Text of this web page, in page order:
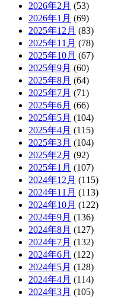
2026年2月 (53)
2026年1月 (69)
2025年12月 (83)
2025年11月 (78)
2025年10月 (67)
2025年9月 (60)
2025年8月 (64)
2025年7月 (71)
2025年6月 (66)
2025年5月 (104)
2025年4月 (115)
2025年3月 (104)
2025年2月 (92)
2025年1月 (107)
2024年12月 (115)
2024年11月 (113)
2024年10月 (122)
2024年9月 (136)
2024年8月 (127)
2024年7月 (132)
2024年6月 (122)
2024年5月 (128)
2024年4月 (114)
2024年3月 (105)